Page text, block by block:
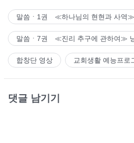
말씀ㆍ1권 ≪하나님의 현현과 사역≫
말씀ㆍ7권 ≪진리 추구에 관하여≫
합창단 영상 교회생활 예능프로
댓글 남기기